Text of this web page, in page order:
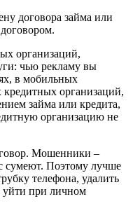
договора займа или
организаций,
чью рекламу вы
в мобильных
кредитных организаций,
займа или кредита,
организацию не
Мошенники –
сумеют. Поэтому лучше
телефона, удалить
уйти при личном